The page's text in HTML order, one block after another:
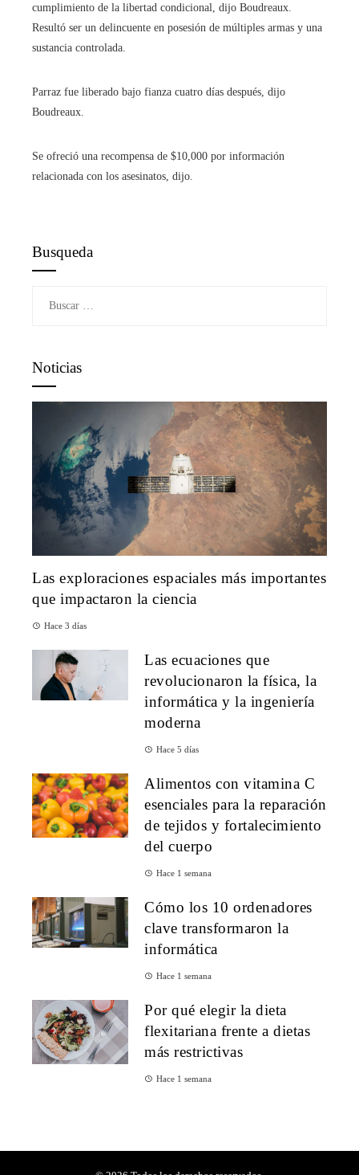
cumplimiento de la libertad condicional, dijo Boudreaux.
Resultó ser un delincuente en posesión de múltiples armas y una
sustancia controlada.
Parraz fue liberado bajo fianza cuatro días después, dijo
Boudreaux.
Se ofreció una recompensa de $10,000 por información
relacionada con los asesinatos, dijo.
Busqueda
Noticias
Las exploraciones espaciales más importantes
que impactaron la ciencia
Hace 3 días
Las ecuaciones que
revolucionaron la física, la
informática y la ingeniería
moderna
Hace 5 días
Alimentos con vitamina C
esenciales para la reparación
de tejidos y fortalecimiento
del cuerpo
Hace 1 semana
Cómo los 10 ordenadores
clave transformaron la
informática
Hace 1 semana
Por qué elegir la dieta
flexitariana frente a dietas
más restrictivas
Hace 1 semana